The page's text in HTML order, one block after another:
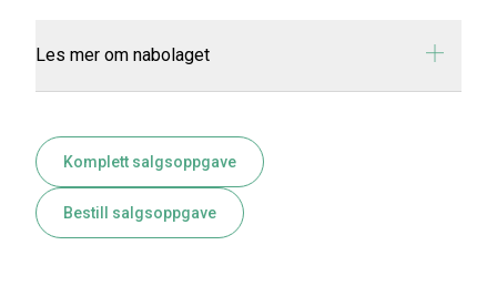
Les mer om nabolaget
Komplett salgsoppgave
Bestill salgsoppgave